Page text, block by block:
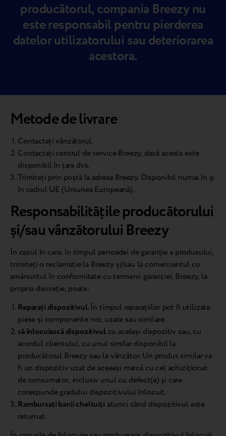
producătorul, compania Breezy nu
este responsabil pentru pierderea
datelor utilizatorului sau deteriorarea
acestora.
Metode de livrare
Contactați vânzătorul.
Contactați centrul de service Breezy, dacă acesta este
disponibil în țara dvs.
Trimiteți prin poștă la adresa Breezy. Disponibil numai în și
în cadrul UE (Uniunea Europeană).
Responsabilitățile producătorului
și/sau vânzătorului Breezy
În cazul în care, în timpul perioadei de garanție a produsului,
trimiteți o reclamație la Breezy și/sau la comerciantul cu
amănuntul în conformitate cu termenii garanției, Breezy, la
propria discreție, poate:
Reparați dispozitivul. În timpul reparațiilor pot fi utilizate
piese și componente noi, uzate sau similare.
să înlocuiască dispozitivul cu același dispozitiv sau, cu
acordul clientului, cu unul similar disponibil la
producătorul Breezy sau la vânzător. Un produs similar va
fi un dispozitiv uzat de aceeași marcă cu cel achiziționat
de consumator, inclusiv unul cu defect(e) și care
corespunde gradului dispozitivului înlocuit.
Rambursați banii cheltuiți atunci când dispozitivul este
returnat.